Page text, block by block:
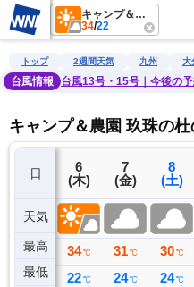
キャンプ＆農園 玖珠の杜
34/22
雨雲レーダー 台風情報 地震
トップ 2週間天気 九州 大
台風情報
台風13号・15号｜今後の
キャンプ＆農園 玖珠の
日
天気
最高
最低
5
(水)
33 ℃
23 ℃
6
(木)
34 ℃
22 ℃
7
(金)
31 ℃
24 ℃
8
(土)
30 ℃
24 ℃